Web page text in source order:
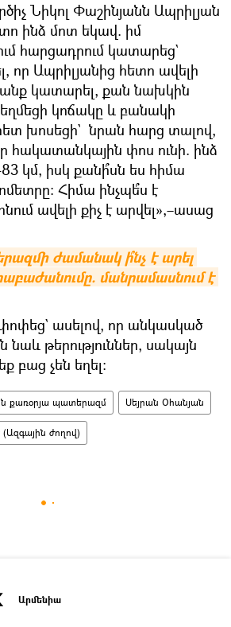
Նիկոլ Փաշինյանն Ապրիլյան
ինձ մոտ եկավ. իմ
հարցադրում կատարեց`
որ Ապրիլյանից հետո ավելի
կատարել, քան նախկին
կոճակը և բանակի
խոսեցի` նրան հարց տալով,
հակատանկային փոս ունի. ինձ
կմ, իսկ քանի՞սն ես հիմա
Հիմա ինչպե՞ս է
ավելի քիչ է արվել»,–ասաց
ժամանակ ի՞նչ է արել
մանրամասնում է
ասելով, որ անկասկած
նաև թերություններ, սակայն
բաց չեն եղել։
քառօրյա պատերազմ Սեյրան Օհանյան
ժողով)
Արմենիա